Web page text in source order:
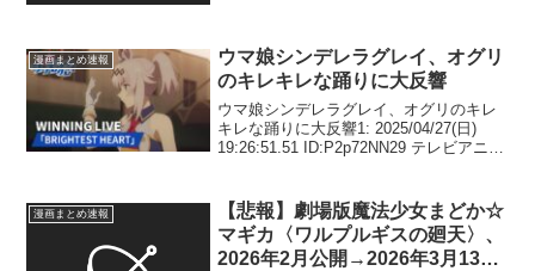
漫画まとめ速報
ウマ娘シンデレラグレイ、オグリ
のキレキレな踊りに大反響
ウマ娘シンデレラグレイ、オグリのキレ
キレな踊りに大反響1: 2025/04/27(日)
19:26:51.51 ID:P2p72NN29 テレビアニメ
ップが、ノル...
漫画まとめ速報
【悲報】劇場版魔法少女まどか☆
マギカ〈ワルプルギスの廻天〉、
2026年2月公開→2026年3月13日